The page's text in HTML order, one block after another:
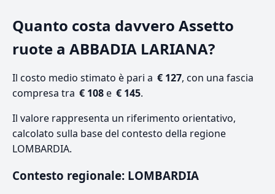
Quanto costa davvero Assetto
ruote a ABBADIA LARIANA?
Il costo medio stimato è pari a € 127, con una fascia
compresa tra € 108e € 145.
Il valore rappresenta un riferimento orientativo,
calcolato sulla base del contesto della regione
LOMBARDIA.
Contesto regionale: LOMBARDIA